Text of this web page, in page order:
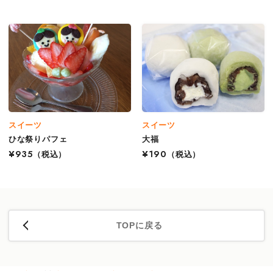
スイーツ
ひな祭りパフェ
¥935 （税込）
スイーツ
大福
¥190
（税込）
TOPに戻る